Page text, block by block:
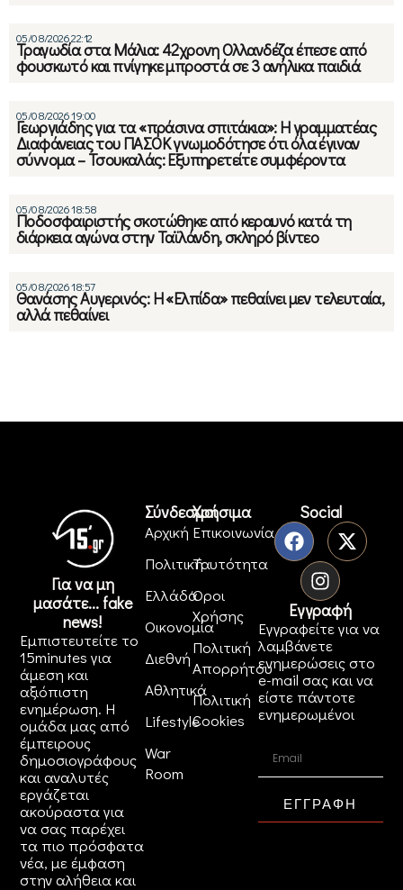
05/08/2026 22:12
Τραγωδία στα Μάλια: 42χρονη Ολλανδέζα έπεσε από
φουσκωτό και πνίγηκε μπροστά σε 3 ανήλικα παιδιά
05/08/2026 19:00
Γεωργιάδης για τα «πράσινα σπιτάκια»: Η γραμματέας
Διαφάνειας του ΠΑΣΟΚ γνωμοδότησε ότι όλα έγιναν
σύννομα – Τσουκαλάς: Εξυπηρετείτε συμφέροντα
05/08/2026 18:58
Ποδοσφαιριστής σκοτώθηκε από κεραυνό κατά τη
διάρκεια αγώνα στην Ταϊλάνδη, σκληρό βίντεο
05/08/2026 18:57
Θανάσης Αυγερινός: Η «Ελπίδα» πεθαίνει μεν τελευταία,
αλλά πεθαίνει
Για να μη
μασάτε... fake
news!
Εμπιστευτείτε το
15minutes για
άμεση και
αξιόπιστη
ενημέρωση. Η
ομάδα μας από
έμπειρους
δημοσιογράφους
και αναλυτές
εργάζεται
ακούραστα για
να σας παρέχει
τα πιο πρόσφατα
νέα, με έμφαση
στην αλήθεια και
Σύνδεσμοι
Αρχική
Πολιτική
Ελλάδα
Οικονομία
Διεθνή
Αθλητικά
Lifestyle
War
Room
Χρήσιμα
Επικοινωνία
Ταυτότητα
Όροι
Χρήσης
Πολιτική
Απορρήτου
Πολιτική
Cookies
Social
Εγγραφή
Εγγραφείτε για να
λαμβάνετε
ενημερώσεις στο
e-mail σας και να
είστε πάντοτε
ενημερωμένοι
ΕΓΓΡΑΦΗ